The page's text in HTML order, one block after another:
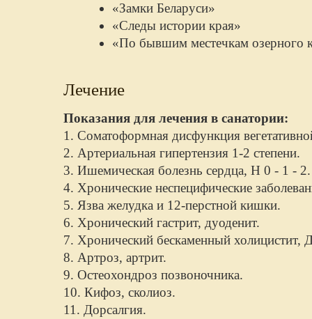
«Замки Беларуси»
«Следы истории края»
«По бывшим местечкам озерного
Лечение
Показания для лечения в санатории:
1. Соматоформная дисфункция
2. Артериальная гипертензия 1-2 степени.
3. Ишемическая болезнь сердца, Н 0 - 1 - 2.
4. Хронические неспецифические
5. Язва желудка и 12-перстной кишки.
6. Хронический гастрит, дуоденит.
7. Хронический бескаменный
8. Артроз, артрит.
9. Остеохондроз позвоночника.
10. Кифоз, сколиоз.
11. Дорсалгия.